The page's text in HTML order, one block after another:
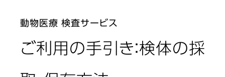
動物医療 検査サービス
ご利用の手引き：検体の採